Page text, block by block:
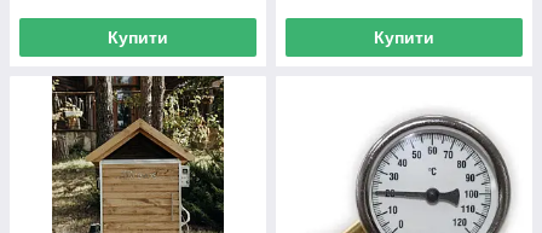
Купити Купити